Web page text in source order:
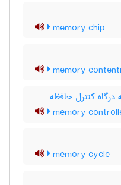
memory chip
memory
درگاه کنترل حافظه
memory
memory cycle